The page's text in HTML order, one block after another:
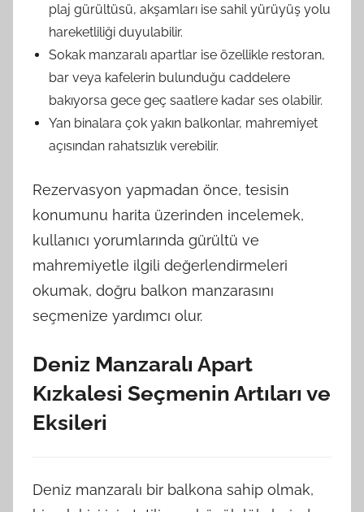
plaj gürültüsü, akşamları ise sahil yürüyüş yolu
hareketliliği duyulabilir.
Sokak manzaralı apartlar ise özellikle restoran,
bar veya kafelerin bulunduğu caddelere
bakıyorsa gece geç saatlere kadar ses olabilir.
Yan binalara çok yakın balkonlar, mahremiyet
açısından rahatsızlık verebilir.
Rezervasyon yapmadan önce, tesisin
konumunu harita üzerinden incelemek,
kullanıcı yorumlarında gürültü ve
mahremiyetle ilgili değerlendirmeleri
okumak, doğru balkon manzarasını
seçmenize yardımcı olur.
Deniz Manzaralı Apart
Kızkalesi Seçmenin Artıları ve
Eksileri
Deniz manzaralı bir balkona sahip olmak,